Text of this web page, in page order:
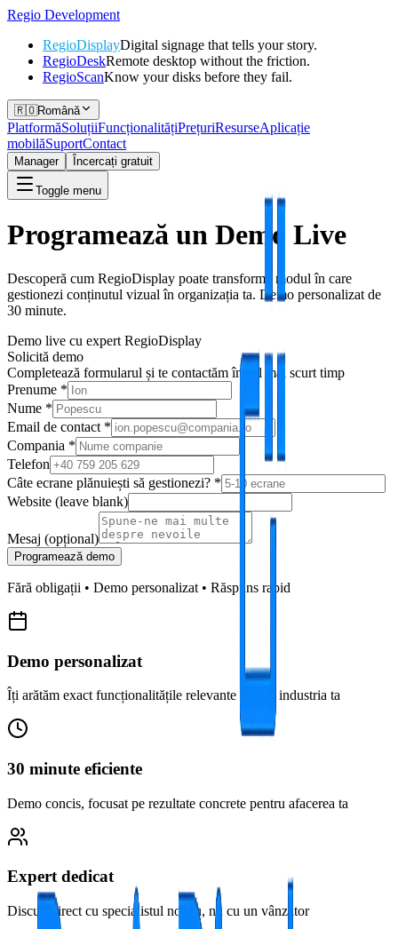
Regio Development
RegioDisplayDigital signage that tells your story.
RegioDeskRemote desktop without the friction.
RegioScanKnow your disks before they fail.
🇷🇴Română
PlatformăSoluțiiFuncționalitățiPrețuriResurseAplicație
mobilăSuportContact
Manager Încercați gratuit
Toggle menu
Programează un Demo Live
Descoperă cum RegioDisplay poate transforma modul în care
gestionezi conținutul vizual în organizația ta. Demo personalizat de
30 minute.
Demo live cu expert RegioDisplay
Solicită demo
Completează formularul și te contactăm în cel mai scurt timp
Prenume *
Nume *
Email de contact *
Compania *
Telefon
Câte ecrane plănuiești să gestionezi? *
Website (leave blank)
Mesaj (opțional)
Programează demo
Fără obligații • Demo personalizat • Răspuns rapid
Demo personalizat
Îți arătăm exact funcționalitățile relevante pentru industria ta
30 minute eficiente
Demo concis, focusat pe rezultate concrete pentru afacerea ta
Expert dedicat
Discuți direct cu specialistul nostru, nu cu un vânzător